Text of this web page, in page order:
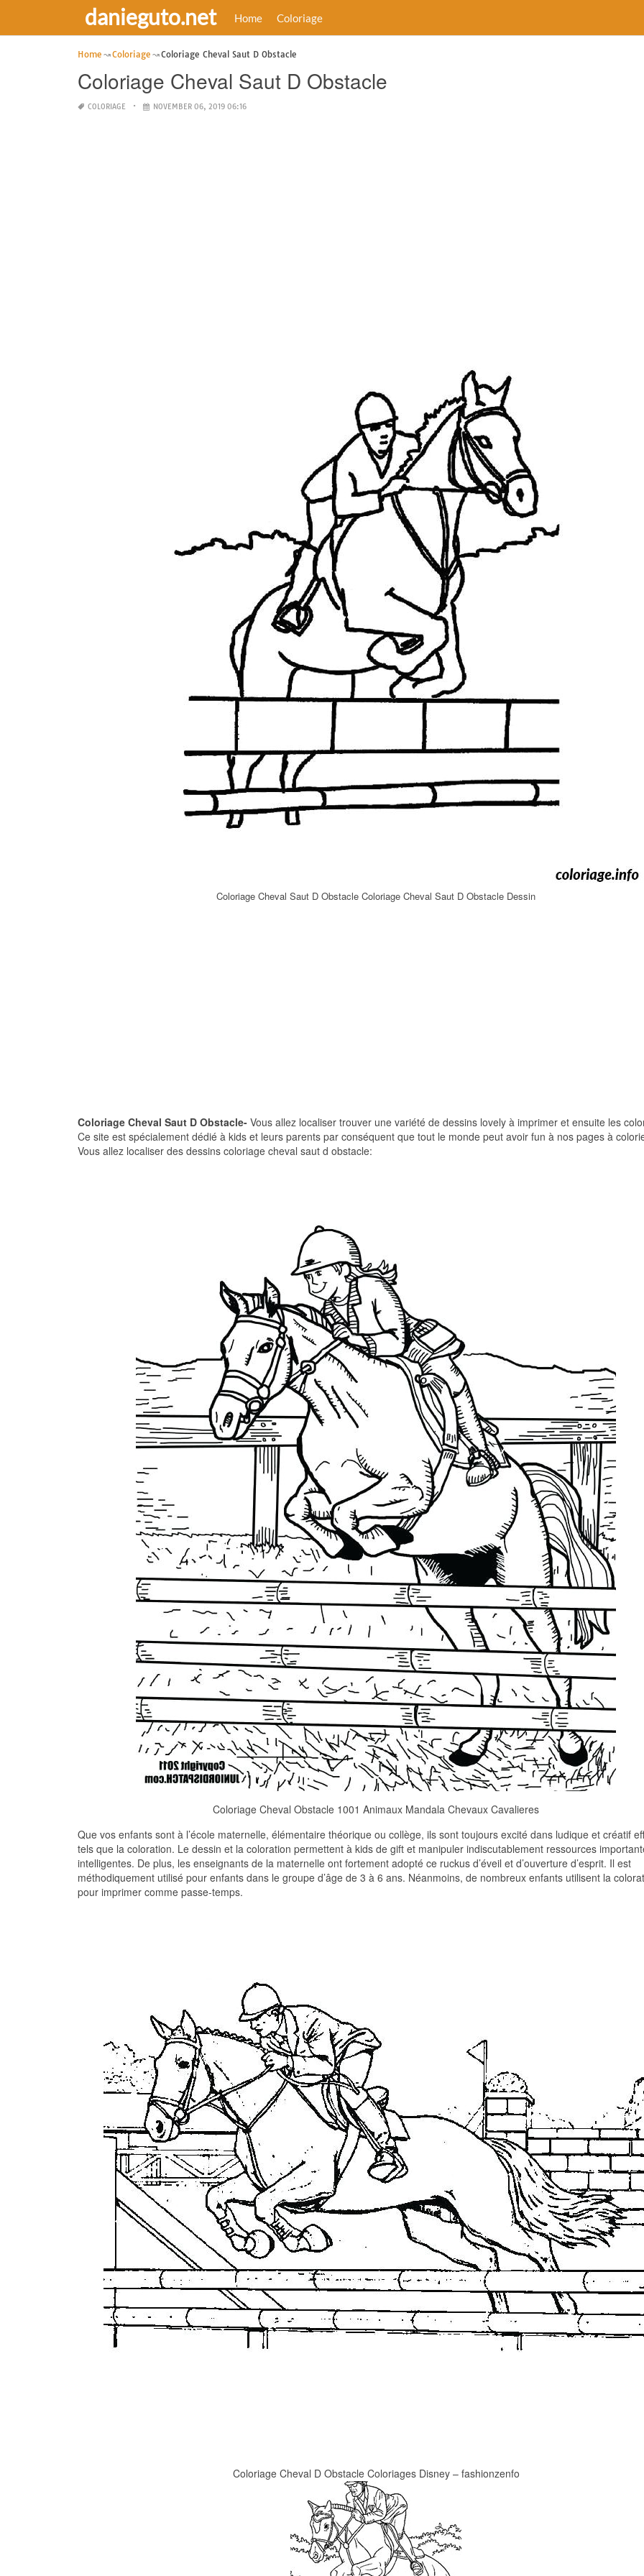
danieguto.net Home Coloriage
Home Coloriage Coloriage Cheval Saut D Obstacle
Coloriage Cheval Saut D Obstacle
COLORIAGE NOVEMBER 06, 2019 06:16
Coloriage Cheval Saut D Obstacle Coloriage Cheval Saut D Obstacle Dessin
Coloriage Cheval Saut D Obstacle- Vous allez localiser trouver une variété de dessins lovely à imprimer et ensuite les
Ce site est spécialement dédié à kids et leurs parents par conséquent que tout le monde peut avoir fun à nos pages à
Vous allez localiser des dessins coloriage cheval saut d obstacle:
Coloriage Cheval Obstacle 1001 Animaux Mandala Chevaux Cavalieres
Que vos enfants sont à l’école maternelle, élémentaire théorique ou collège, ils sont toujours excité dans ludique et créatif
tels que la coloration. Le dessin et la coloration permettent à kids de gift et manipuler indiscutablement ressources
intelligentes. De plus, les enseignants de la maternelle ont fortement adopté ce ruckus d’éveil et d’ouverture d’esprit. Il est
méthodiquement utilisé pour enfants dans le groupe d’âge de 3 à 6 ans. Néanmoins, de nombreux enfants utilisent la
pour imprimer comme passe-temps.
Coloriage Cheval D Obstacle Coloriages Disney – fashionzenfo